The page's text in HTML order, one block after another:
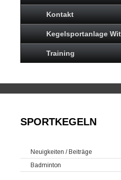
Kontakt
Kegelsportanlage
Training
SPORTKEGELN
Neuigkeiten / Beiträge
Badminton